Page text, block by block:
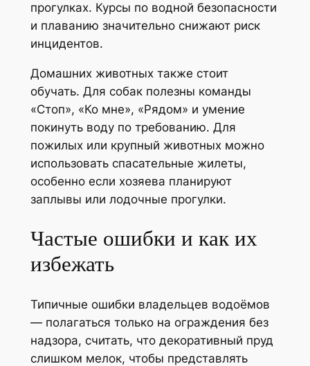
прогулках. Курсы по водной безопасности
и плаванию значительно снижают риск
инцидентов.
Домашних животных также стоит
обучать. Для собак полезны команды
«Стоп», «Ко мне», «Рядом» и умение
покинуть воду по требованию. Для
пожилых или крупный животных можно
использовать спасательные жилеты,
особенно если хозяева планируют
заплывы или лодочные прогулки.
Частые ошибки и как их
избежать
Типичные ошибки владельцев водоёмов
— полагаться только на ограждения без
надзора, считать, что декоративный пруд
слишком мелок, чтобы представлять